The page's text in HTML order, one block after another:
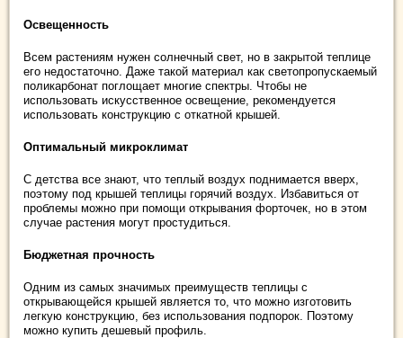
Освещенность
Всем растениям нужен солнечный свет, но в закрытой теплице
его недостаточно. Даже такой материал как светопропускаемый
поликарбонат поглощает многие спектры. Чтобы не
использовать искусственное освещение, рекомендуется
использовать конструкцию с откатной крышей.
Оптимальный микроклимат
С детства все знают, что теплый воздух поднимается вверх,
поэтому под крышей теплицы горячий воздух. Избавиться от
проблемы можно при помощи открывания форточек, но в этом
случае растения могут простудиться.
Бюджетная прочность
Одним из самых значимых преимуществ теплицы с
открывающейся крышей является то, что можно изготовить
легкую конструкцию, без использования подпорок. Поэтому
можно купить дешевый профиль.